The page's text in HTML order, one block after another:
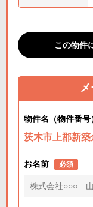
この物件
物件名（物件番号
茨木市上郡新築
お名前 必須